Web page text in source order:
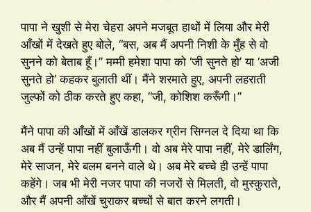
पापा ने खुशी से मेरा चेहरा अपने मजबूत हाथों में लिया और मेरी
आँखों में देखते हुए बोले, “बस, अब मैं अपनी निशी के मुँह से वो
सुनने को बेताब हूँ।” मम्मी हमेशा पापा को ‘जी सुनते हो’ या ‘अजी
सुनते हो’ कहकर बुलाती थीं। मैंने शरमाते हुए, अपनी लहराती
जुल्फों को ठीक करते हुए कहा, “जी, कोशिश करूँगी।”
मैंने पापा की आँखों में आँखें डालकर ग्रीन सिग्नल दे दिया था कि
अब मैं उन्हें पापा नहीं बुलाऊँगी। वो अब मेरे पापा नहीं, मेरे डार्लिंग,
मेरे साजन, मेरे बलम बनने वाले थे। अब मेरे बच्चे ही उन्हें पापा
कहेंगे। जब भी मेरी नजर पापा की नजरों से मिलती, वो मुस्कुराते,
और मैं अपनी आँखें चुराकर बच्चों से बात करने लगती।